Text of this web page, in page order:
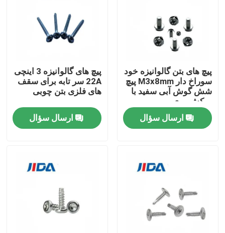
درباره ما
تور کارخانه
کنترل کیفیت
پرونده ها
پیچ های بتن گالوانیزه خود
سوراخ دار M3x8mm پیچ
شش گوش آبی سفید با
روکش روی
ارسال سؤال
پیچ های گالوانیزه 3 اینچی
22A سر تابه برای سقف
های فلزی بتن چوبی
ارسال سؤال